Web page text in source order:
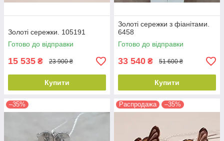
Золоті сережки. 105191
Готово до відправки
15 535 ₴ 23 900 ₴
Купити
Золоті сережки з фіанітами.
6458
Готово до відправки
33 540 ₴ 51 600 ₴
Купити
–35% Распродажа –35%